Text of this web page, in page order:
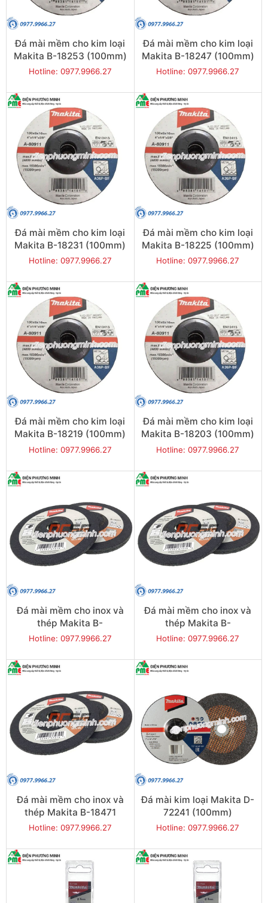
Đá mài mềm cho kim loại
Makita B-18253 (100mm)
Hotline: 0977.9966.27
Đá mài mềm cho kim loại
Makita B-18247 (100mm)
Hotline: 0977.9966.27
Đá mài mềm cho kim loại
Makita B-18231 (100mm)
Hotline: 0977.9966.27
Đá mài mềm cho kim loại
Makita B-18225 (100mm)
Hotline: 0977.9966.27
Đá mài mềm cho kim loại
Makita B-18219 (100mm)
Hotline: 0977.9966.27
Đá mài mềm cho kim loại
Makita B-18203 (100mm)
Hotline: 0977.9966.27
Đá mài mềm cho inox và
thép Makita B-
18493 (100mm)
Hotline: 0977.9966.27
Đá mài mềm cho inox và
thép Makita B-
18487 (100mm)
Hotline: 0977.9966.27
Đá mài mềm cho inox và
thép Makita B-18471
(100mm)
Hotline: 0977.9966.27
Đá mài kim loại Makita D-
72241 (100mm)
Hotline: 0977.9966.27